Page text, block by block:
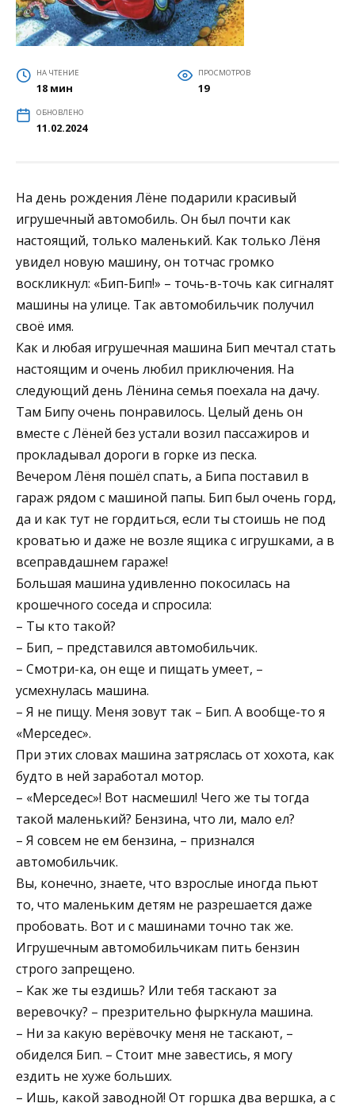
НА ЧТЕНИЕ
18 мин
ПРОСМОТРОВ
19
ОБНОВЛЕНО
11.02.2024
На день рождения Лёне подарили красивый
игрушечный автомобиль. Он был почти как
настоящий, только маленький. Как только Лёня
увидел новую машину, он тотчас громко
воскликнул: «Бип-Бип!» – точь-в-точь как сигналят
машины на улице. Так автомобильчик получил
своё имя.
Как и любая игрушечная машина Бип мечтал стать
настоящим и очень любил приключения. На
следующий день Лёнина семья поехала на дачу.
Там Бипу очень понравилось. Целый день он
вместе с Лёней без устали возил пассажиров и
прокладывал дороги в горке из песка.
Вечером Лёня пошёл спать, а Бипа поставил в
гараж рядом с машиной папы. Бип был очень горд,
да и как тут не гордиться, если ты стоишь не под
кроватью и даже не возле ящика с игрушками, а в
всеправдашнем гараже!
Большая машина удивленно покосилась на
крошечного соседа и спросила:
– Ты кто такой?
– Бип, – представился автомобильчик.
– Смотри-ка, он еще и пищать умеет, –
усмехнулась машина.
– Я не пищу. Меня зовут так – Бип. А вообще-то я
«Мерседес».
При этих словах машина затряслась от хохота, как
будто в ней заработал мотор.
– «Мерседес»! Вот насмешил! Чего же ты тогда
такой маленький? Бензина, что ли, мало ел?
– Я совсем не ем бензина, – признался
автомобильчик.
Вы, конечно, знаете, что взрослые иногда пьют
то, что маленьким детям не разрешается даже
пробовать. Вот и с машинами точно так же.
Игрушечным автомобильчикам пить бензин
строго запрещено.
– Как же ты ездишь? Или тебя таскают за
веревочку? – презрительно фыркнула машина.
– Ни за какую верёвочку меня не таскают, –
обиделся Бип. – Стоит мне завестись, я могу
ездить не хуже больших.
– Ишь, какой заводной! От горшка два вершка, а с